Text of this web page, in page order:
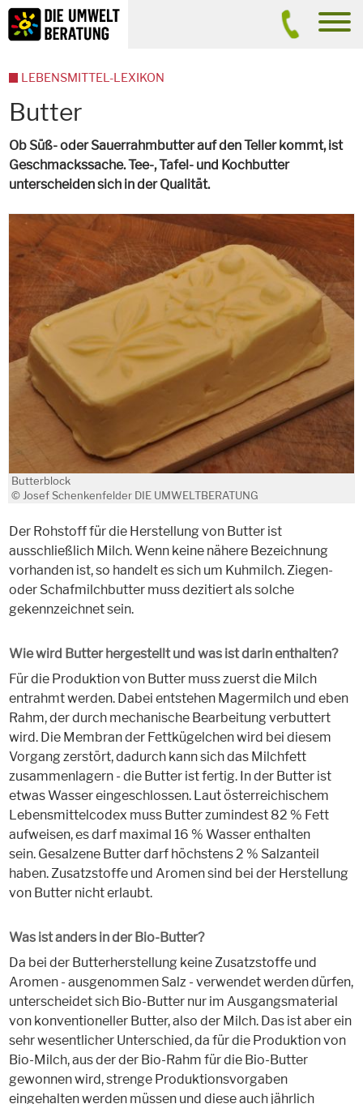
Inhalt
Suche
Butter
Ob Süß- oder Sauerrahmbutter auf den Teller kommt, ist
Geschmackssache. Tee-, Tafel- und Kochbutter
unterscheiden sich in der Qualität.
Butterblock
© Josef Schenkenfelder DIE UMWELTBERATUNG
Der Rohstoff für die Herstellung von Butter ist
ausschließlich Milch. Wenn keine nähere Bezeichnung
vorhanden ist, so handelt es sich um Kuhmilch. Ziegen-
oder Schafmilchbutter muss dezitiert als solche
gekennzeichnet sein.
Wie wird Butter hergestellt und was ist darin enthalten?
Für die Produktion von Butter muss zuerst die Milch
entrahmt werden. Dabei entstehen Magermilch und eben
Rahm, der durch mechanische Bearbeitung verbuttert
wird. Die Membran der Fettkügelchen wird bei diesem
Vorgang zerstört, dadurch kann sich das Milchfett
zusammenlagern - die Butter ist fertig. In der Butter ist
etwas Wasser eingeschlossen. Laut österreichischem
Lebensmittelcodex muss Butter zumindest 82 % Fett
aufweisen, es darf maximal 16 % Wasser enthalten
sein. Gesalzene Butter darf höchstens 2 % Salzanteil
haben. Zusatzstoffe und Aromen sind bei der Herstellung
von Butter nicht erlaubt.
Was ist anders in der Bio-Butter?
Da bei der Butterherstellung keine Zusatzstoffe und
Aromen - ausgenommen Salz - verwendet werden dürfen,
unterscheidet sich Bio-Butter nur im Ausgangsmaterial
von konventioneller Butter, also der Milch. Das ist aber ein
sehr wesentlicher Unterschied, da für die Produktion von
Bio-Milch, aus der der Bio-Rahm für die Bio-Butter
gewonnen wird, strenge Produktionsvorgaben
eingehalten werden müssen und diese auch jährlich
LEBENSMITTEL-LEXIKON